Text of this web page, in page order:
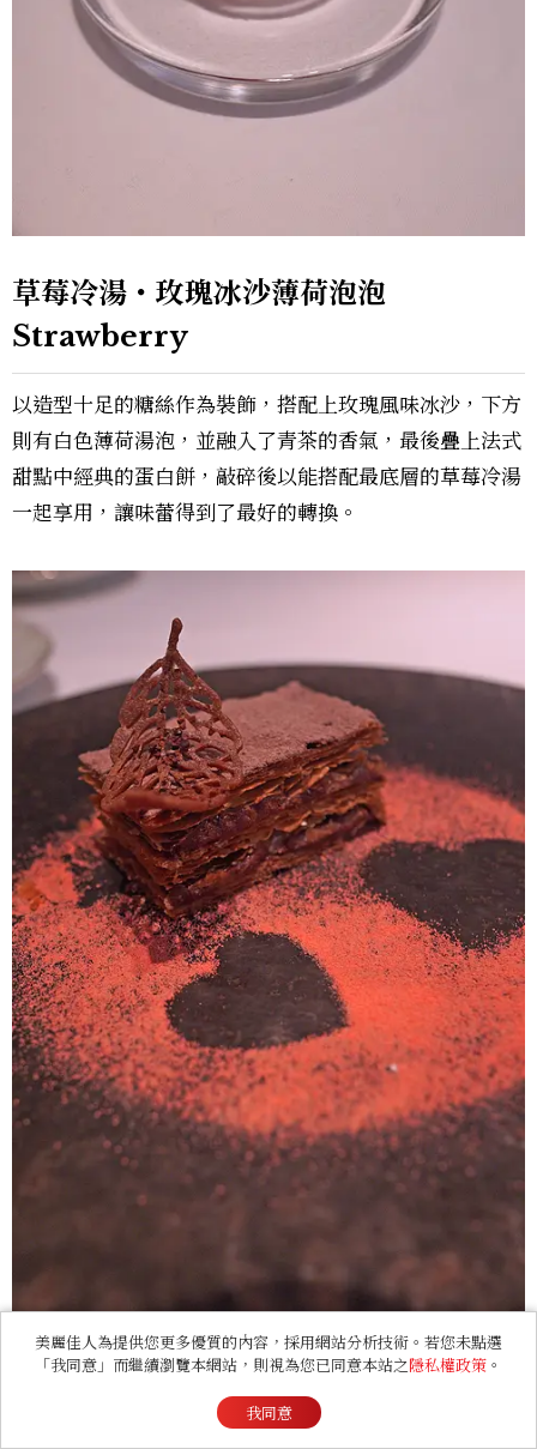
草莓冷湯・玫瑰冰沙薄荷泡泡
Strawberry
以造型十足的糖絲作為裝飾，搭配上玫瑰風味冰沙，下方
則有白色薄荷湯泡，並融入了青茶的香氣，最後疊上法式
甜點中經典的蛋白餅，敲碎後以能搭配最底層的草莓冷湯
一起享用，讓味蕾得到了最好的轉換。
巧克力千層酥 Chocolate Mille-
Feuille
美麗佳人為提供您更多優質的內容，採用網站分析技術。若您未點選
「我同意」而繼續瀏覽本網站，則視為您已同意本站之隱私權政策 。
我同意